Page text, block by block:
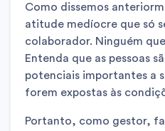
Como dissemos
atitude medíocre que só
colaborador. Ninguém
Entenda que as pessoas
potenciais importantes a
forem expostas às
Portanto, como gestor,